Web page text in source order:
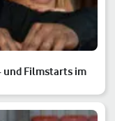
und Filmstarts im